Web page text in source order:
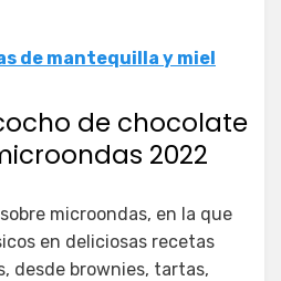
de mantequilla y miel
de chocolate
2022
microondas, en la que
en deliciosas recetas
desde brownies, tartas,